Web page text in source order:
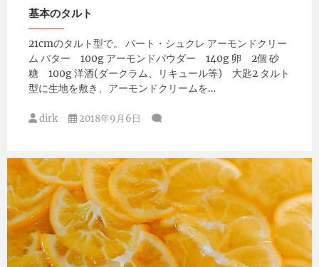
基本のタルト
21cmのタルト型で。 パート・シュクレ アーモンドクリー
ム バター 100g アーモンドパウダー 140g 卵 2個 砂
糖 100g 洋酒(ダークラム、リキュール等) 大匙2 タルト
型に生地を敷き、アーモンドクリームを…
dirk 2018年9月6日